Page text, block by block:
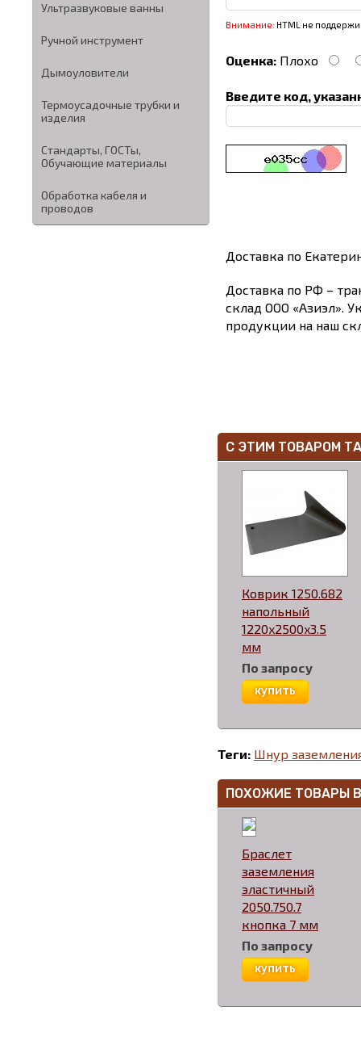
Ультразвуковые ванны
Ручной инструмент
Дымоуловители
Термоусадочные трубки и
изделия
Стандарты, ГОСТы,
Обучающие материалы
Обработка кабеля и
проводов
Внимание: HTML не
Оценка: Плохо
Введите код,
Доставка по
Доставка по РФ –
склад ООО «Азиэл».
продукции на наш
С ЭТИМ ТОВАРОМ
Коврик 1250.682
напольный
1220x2500x3.5
мм
По запросу
купить
Теги: Шнур
ПОХОЖИЕ ТОВАРЫ
Браслет
заземления
эластичный
2050.750.7
кнопка 7 мм
По запросу
купить